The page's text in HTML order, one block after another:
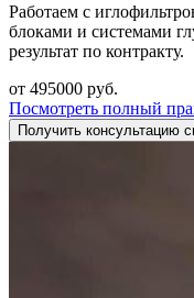
Работаем с
блоками и системами
результат по контракту.
от 495000 руб.
Посмотреть полный
Получить консультацию